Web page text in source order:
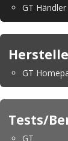
GT Händler
GT
Tests/
GT